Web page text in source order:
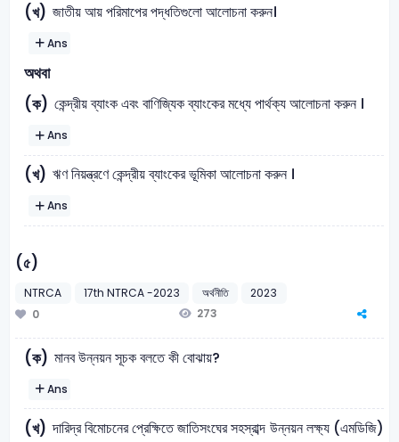
(খ) জাতীয় আয় পরিমাপের পদ্ধতিগুলো আলোচনা করুন।
Ans
অথবা
(ক) কেন্দ্রীয় ব্যাংক এবং বাণিজ্যিক ব্যাংকের মধ্যে পার্থক্য আলোচনা করুন ।
Ans
(খ) ঋণ নিয়ন্ত্রণে কেন্দ্রীয় ব্যাংকের ভূমিকা আলোচনা করুন ।
Ans
(৫)
NTRCA 17th NTRCA -2023 অর্থনীতি
2023
0
273
(ক) মানব উন্নয়ন সূচক বলতে কী বোঝায়?
Ans
(খ) দারিদ্র বিমোচনের প্রেক্ষিতে জাতিসংঘের সহস্রাব্দ উন্নয়ন লক্ষ্য (এমডিজি)